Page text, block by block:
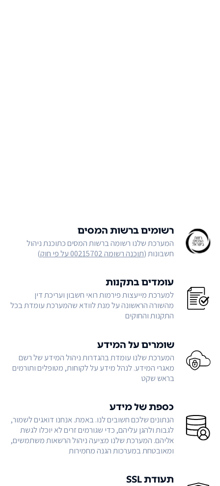
רשומים ברשות המסים
המערכת שלנו רשומה ברשות המסים כתוכנת ניהול
חשבונות (תוכנה רשומה 00215702 על פי חוק )
עומדים בתקנות
למערכת מייעצות פירמות רואי חשבון ועריכת דין
מהשורה הראשונה על מנת לוודא שהמערכת עומדת בכל
התקנות והחוקים
שומרים על המידע
המערכת שלנו עומדת בהגדרות ניהול המידע של רשם
מאגרי המידע. לנהל מידע על לקוחות, מטופלים ותורמים
בראש שקט
כספת של מידע
הנתונים שלכם חשובים לנו. באמת. אנחנו דואגים לשמור,
לגבות ולהגן עליהם, כדי שגורמים זרים לא יוכלו לגשת
אליהם. המערכת שלנו מציעה ניהול הרשאות משתמשים,
ומאובטחת במערכות הגנה מחמירות
תעודת SSL